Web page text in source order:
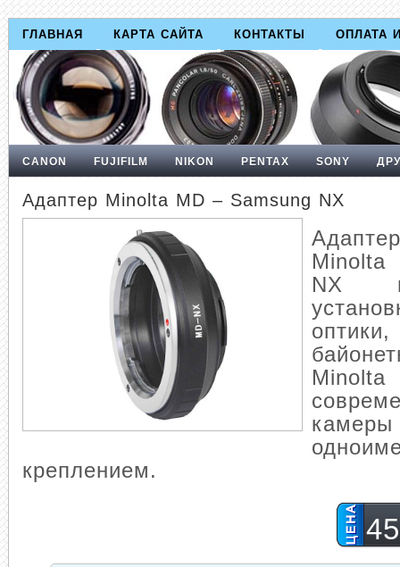
ГЛАВНАЯ КАРТА САЙТА КОНТАКТЫ ОПЛАТА
CANON FUJIFILM NIKON PENTAX SONY
Адаптер Minolta MD – Samsung NX
Minolta
NX
креплением.